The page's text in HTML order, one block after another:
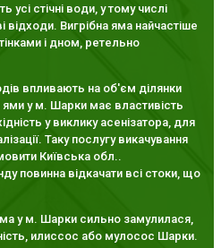
усі стічні води, у тому числі
Вигрібна яма найчастіше
і дном, ретельно
впливають на об'єм ділянки
ями у м. Шарки має властивість
у виклику асенізатора, для
Таку послугу викачування
Київська обл..
повинна відкачати всі стоки, що
у м. Шарки сильно замулилася,
илиссос або мулосос Шарки.